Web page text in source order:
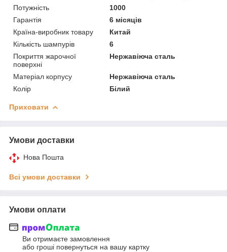
Потужність
1000
Гарантія
6 місяців
Країна-виробник товару
Китай
Кількість шампурів
6
Покриття жарочної
поверхні
Нержавіюча сталь
Матеріал корпусу
Нержавіюча сталь
Колір
Білий
Приховати
Умови доставки
Нова Пошта
Всі умови доставки
Умови оплати
Ви отримаєте замовлення
або гроші повернуться на вашу картку